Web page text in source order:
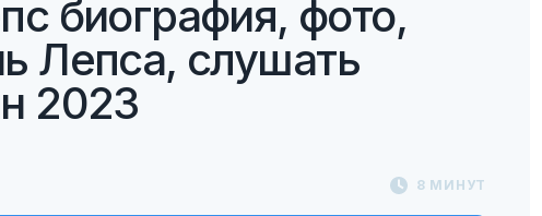
биография, фото,
Лепса, слушать
2023
8 МИНУТ